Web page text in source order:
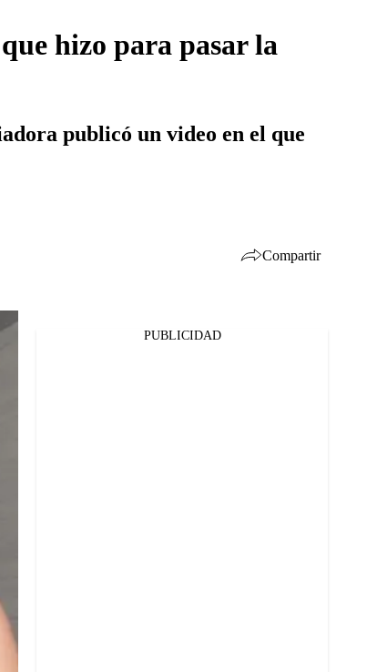
hizo para pasar la
publicó un video en el que
Compartir
PUBLICIDAD